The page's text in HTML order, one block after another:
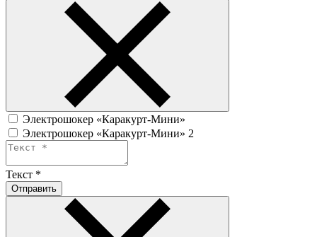
Электрошокер «Каракурт-Мини»
Электрошокер «Каракурт-Мини» 2
Текст *
Отправить